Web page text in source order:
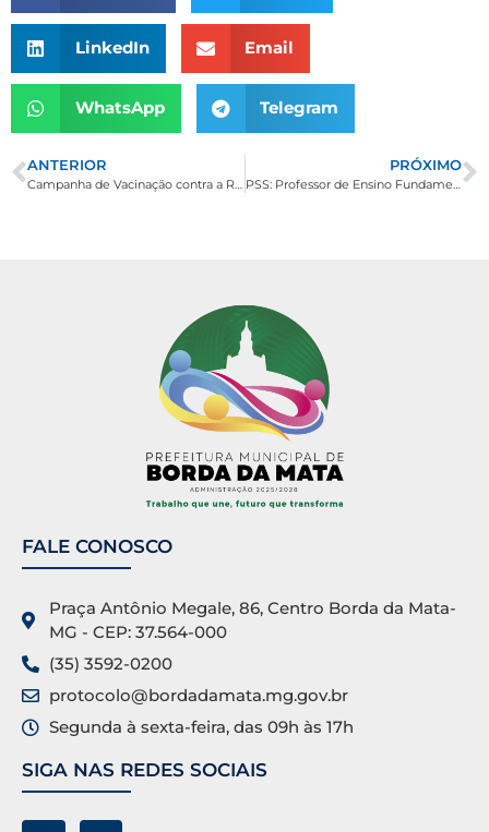
LinkedIn Email
WhatsApp Telegram
ANTERIOR
Campanha de Vacinação contra a Raiva Canina e Felina.
PRÓXIMO
PSS: Professor de Ensino Fundamental II
FALE CONOSCO
Praça Antônio Megale, 86, Centro Borda da Mata-
MG - CEP: 37.564-000
(35) 3592-0200
protocolo@bordadamata.mg.gov.br
Segunda à sexta-feira, das 09h às 17h
SIGA NAS REDES SOCIAIS